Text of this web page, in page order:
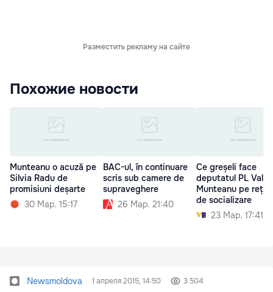
Разместить рекламу на сайте
Похожие новости
Munteanu o acuză pe
Silvia Radu de
promisiuni deșarte
30 Мар. 15:17
BAC-ul, în continuare
scris sub camere de
supraveghere
26 Мар. 21:40
Ce greșeli face
deputatul PL
Munteanu pe
de socializare
23 Мар. 17:41
Newsmoldova 1 апреля 2015, 14:50 3 504